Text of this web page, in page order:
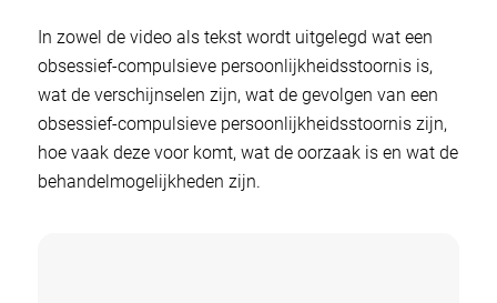
In zowel de video als tekst wordt uitgelegd wat een
obsessief-compulsieve persoonlijkheidsstoornis is,
wat de verschijnselen zijn, wat de gevolgen van een
obsessief-compulsieve persoonlijkheidsstoornis zijn,
hoe vaak deze voor komt, wat de oorzaak is en wat de
behandelmogelijkheden zijn.